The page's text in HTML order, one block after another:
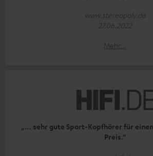
www.stereopoly.de
27.06.2022
Mehr...
„… sehr gute Sport-Kopfhörer für
Preis.“